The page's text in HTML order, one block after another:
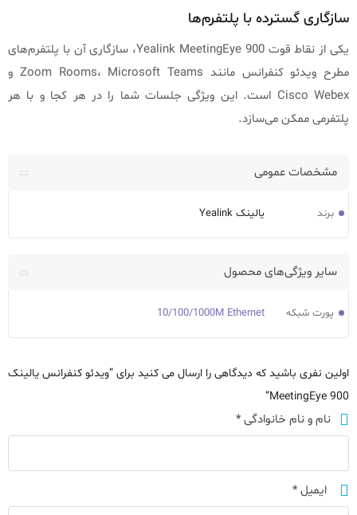
سازگاری گسترده با پلتفرم‌ها
یکی از نقاط قوت Yealink MeetingEye 900، سازگاری آن با پلتفرم‌های
مطرح ویدئو کنفرانس مانند Zoom Rooms، Microsoft Teams و
Cisco Webex است. این ویژگی جلسات شما را در هر کجا و با هر
پلتفرمی ممکن می‌سازد.
مشخصات عمومی
برند یالینک Yealink
سایر ویژگی‌های محصول
پورت شبکه 10/100/1000M Ethernet
اولین نفری باشید که دیدگاهی را ارسال می کنید برای “ویدئو کنفرانس یالینک
MeetingEye 900”
نام و نام خانوادگی*
ایمیل*